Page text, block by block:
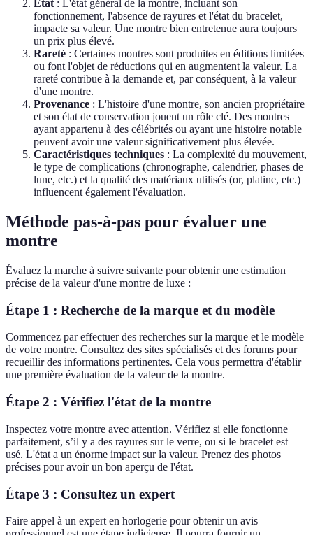
État : L'état général de la montre, incluant son
fonctionnement, l'absence de rayures et l'état du bracelet,
impacte sa valeur. Une montre bien entretenue aura toujours
un prix plus élevé.
Rareté : Certaines montres sont produites en éditions limitées
ou font l'objet de réductions qui en augmentent la valeur. La
rareté contribue à la demande et, par conséquent, à la valeur
d'une montre.
Provenance : L'histoire d'une montre, son ancien propriétaire
et son état de conservation jouent un rôle clé. Des montres
ayant appartenu à des célébrités ou ayant une histoire notable
peuvent avoir une valeur significativement plus élevée.
Caractéristiques techniques : La complexité du mouvement,
le type de complications (chronographe, calendrier, phases de
lune, etc.) et la qualité des matériaux utilisés (or, platine, etc.)
influencent également l'évaluation.
Méthode pas-à-pas pour évaluer une
montre
Évaluez la marche à suivre suivante pour obtenir une estimation
précise de la valeur d'une montre de luxe :
Étape 1 : Recherche de la marque et du modèle
Commencez par effectuer des recherches sur la marque et le modèle
de votre montre. Consultez des sites spécialisés et des forums pour
recueillir des informations pertinentes. Cela vous permettra d'établir
une première évaluation de la valeur de la montre.
Étape 2 : Vérifiez l'état de la montre
Inspectez votre montre avec attention. Vérifiez si elle fonctionne
parfaitement, s’il y a des rayures sur le verre, ou si le bracelet est
usé. L'état a un énorme impact sur la valeur. Prenez des photos
précises pour avoir un bon aperçu de l'état.
Étape 3 : Consultez un expert
Faire appel à un expert en horlogerie pour obtenir un avis